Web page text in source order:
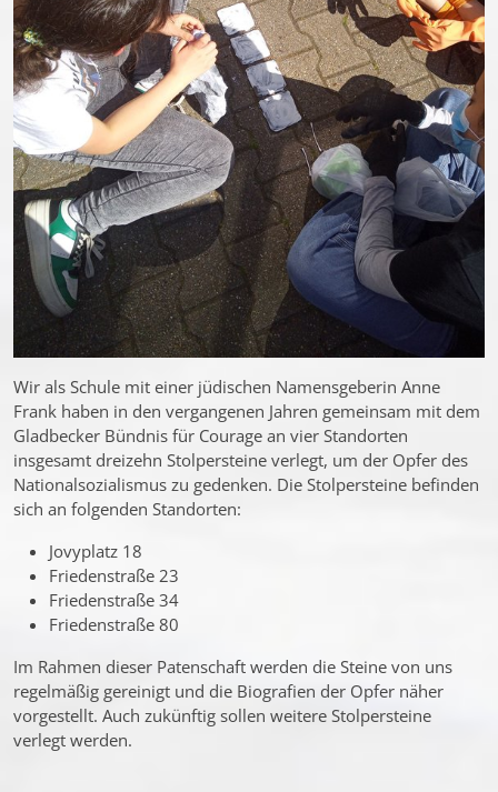
Wir als Schule mit einer jüdischen Namensgeberin Anne
Frank haben in den vergangenen Jahren gemeinsam mit dem
Gladbecker Bündnis für Courage an vier Standorten
insgesamt dreizehn Stolpersteine verlegt, um der Opfer des
Nationalsozialismus zu gedenken. Die Stolpersteine befinden
sich an folgenden Standorten:
Jovyplatz 18
Friedenstraße 23
Friedenstraße 34
Friedenstraße 80
Im Rahmen dieser Patenschaft werden die Steine von uns
regelmäßig gereinigt und die Biografien der Opfer näher
vorgestellt. Auch zukünftig sollen weitere Stolpersteine
verlegt werden.